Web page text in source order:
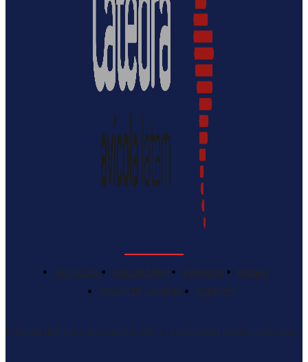
NOTICIAS AVICULTURA EVENTOS
PAISES
SALÓN DE LA FAMA
RANKING
El portal definitivo en español sobre la avicultura latinoamericana